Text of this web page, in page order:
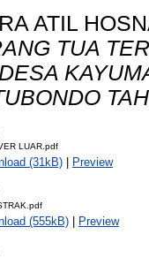
ATIL
TUA
LUAR.pdf
(31kB) | Preview
(555kB) | Preview